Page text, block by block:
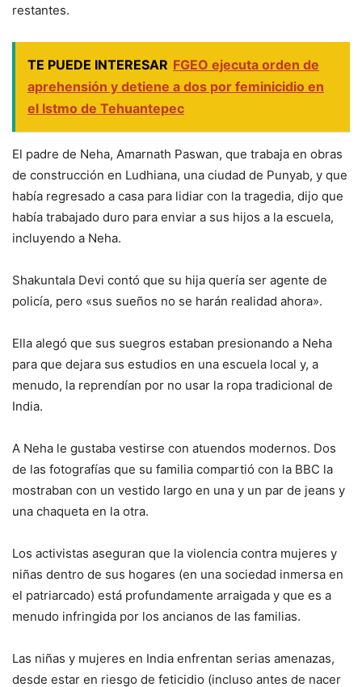
restantes.
TE PUEDE INTERESAR FGEO ejecuta orden de
aprehensión y detiene a dos por feminicidio en
el Istmo de Tehuantepec
El padre de Neha, Amarnath Paswan, que trabaja en obras
de construcción en Ludhiana, una ciudad de Punyab, y que
había regresado a casa para lidiar con la tragedia, dijo que
había trabajado duro para enviar a sus hijos a la escuela,
incluyendo a Neha.
Shakuntala Devi contó que su hija quería ser agente de
policía, pero «sus sueños no se harán realidad ahora».
Ella alegó que sus suegros estaban presionando a Neha
para que dejara sus estudios en una escuela local y, a
menudo, la reprendían por no usar la ropa tradicional de
India.
A Neha le gustaba vestirse con atuendos modernos. Dos
de las fotografías que su familia compartió con la BBC la
mostraban con un vestido largo en una y un par de jeans y
una chaqueta en la otra.
Los activistas aseguran que la violencia contra mujeres y
niñas dentro de sus hogares (en una sociedad inmersa en
el patriarcado) está profundamente arraigada y que es a
menudo infringida por los ancianos de las familias.
Las niñas y mujeres en India enfrentan serias amenazas,
desde estar en riesgo de feticidio (incluso antes de nacer